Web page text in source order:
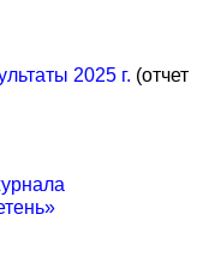
2025 г. (отчет